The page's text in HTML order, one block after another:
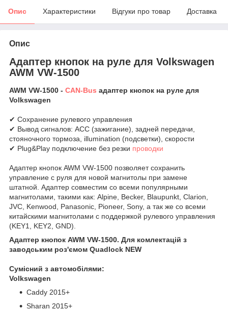
Опис Характеристики Відгуки про товар Доставка
Опис
Адаптер кнопок на руле для Volkswagen
AWM VW-1500
AWM VW-1500 - CAN-Bus адаптер кнопок на руле для
Volkswagen
✔ Сохранение рулевого управления
✔ Вывод сигналов: ACC (зажигание), задней передачи,
стояночного тормоза, illumination (подсветки), скорости
✔ Plug&Play подключение без резки проводки
Адаптер кнопок AWM VW-1500 позволяет сохранить
управление с руля для новой магнитолы при замене
штатной. Адаптер совместим со всеми популярными
магнитолами, такими как: Alpine, Becker, Blaupunkt, Clarion,
JVC, Kenwood, Panasonic, Pioneer, Sony, а так же со всеми
китайскими магнитолами с поддержкой рулевого управления
(KEY1, KEY2, GND).
Адаптер кнопок AWM VW-1500. Для комлектацій з
заводським роз'ємом Quadlock NEW
Сумісний з автомобілями:
Volkswagen
Caddy 2015+
Sharan 2015+